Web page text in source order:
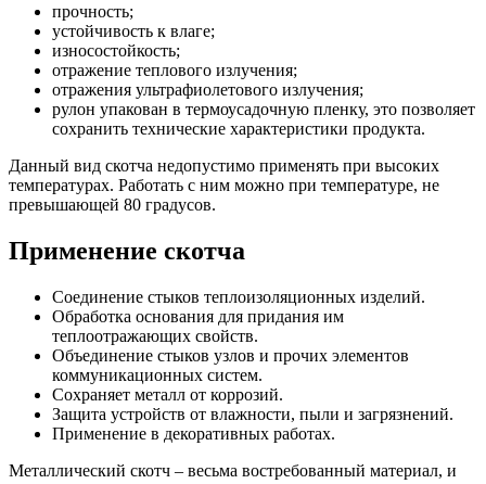
прочность;
устойчивость к влаге;
износостойкость;
отражение теплового излучения;
отражения ультрафиолетового излучения;
рулон упакован в термоусадочную пленку, это позволяет
сохранить технические характеристики продукта.
Данный вид скотча недопустимо применять при высоких
температурах. Работать с ним можно при температуре, не
превышающей 80 градусов.
Применение скотча
Соединение стыков теплоизоляционных изделий.
Обработка основания для придания им
теплоотражающих свойств.
Объединение стыков узлов и прочих элементов
коммуникационных систем.
Сохраняет металл от коррозий.
Защита устройств от влажности, пыли и загрязнений.
Применение в декоративных работах.
Металлический скотч – весьма востребованный материал, и